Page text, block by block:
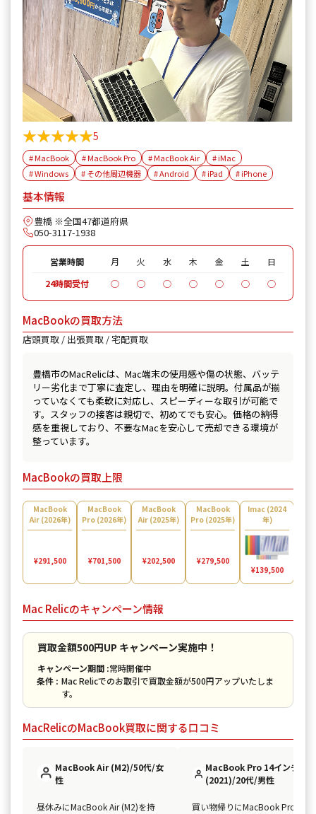
★★★★★
★★★★★5
# MacBook # MacBook Pro # MacBook Air
# iMac
# Windows
# その他周辺機器 # Android # iPad # iPhone
基本情報
豊橋 ※全国47都道府県
050-3117-1938
営業時間 月 火 水 木 金 土
日
24時間受付
◯ ◯ ◯ ◯ ◯ ◯ ◯
MacBookの買取方法
店頭買取 / 出張買取 / 宅配買取
豊橋市のMacRelicは、Mac端末の使用感や傷の状態、バッテ
リー劣化まで丁寧に査定し、理由を明確に説明。付属品が揃
っていなくても柔軟に対応し、スピーディーな取引が可能で
す。スタッフの接客は親切で、初めてでも安心。価格の納得
感を重視しており、不要なMacを安心して売却できる環境が
整っています。
MacBookの買取上限
MacBook
Air (2026年)
¥291,500
MacBook
Pro (2026年)
¥701,500
MacBook
Air (2025年)
¥202,500
MacBook
Pro (2025年)
¥279,500
Imac (2024
年)
¥139,500
買取金額500円UP キャンペーン実施中！
キャンペーン期間 :常時開催中
Mac Relicでのお取引で買取金額が500円アップいたしま
す。
MacBook Air (M2)/50代/女
MacBook Pro 14インチ